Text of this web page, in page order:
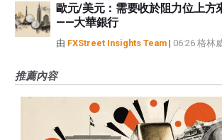
歐元/美元：需要收於阻力位上方
——大華銀行
由 FXStreet Insights Team | 06:26 格林
推薦內容